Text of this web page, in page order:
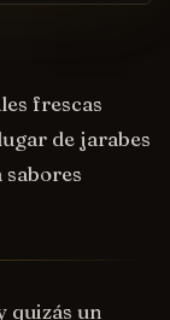
frescas
de jarabes
quizás un